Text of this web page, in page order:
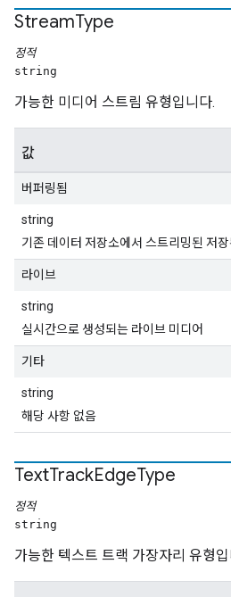
StreamType
정적
string
가능한 미디어 스트림 유형입니다.
값
버퍼링됨
string
기존 데이터 저장소에서 스트리밍된 저
라이브
string
실시간으로 생성되는 라이브 미디어
기타
string
해당 사항 없음
TextTrackEdgeType
정적
string
가능한 텍스트 트랙 가장자리 유형입